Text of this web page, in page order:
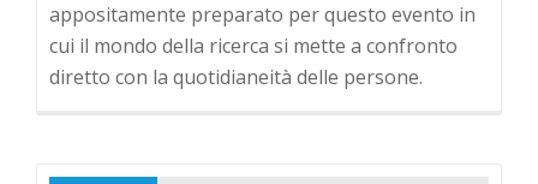
appositamente preparato per questo evento in
cui il mondo della ricerca si mette a confronto
diretto con la quotidianeità delle persone.